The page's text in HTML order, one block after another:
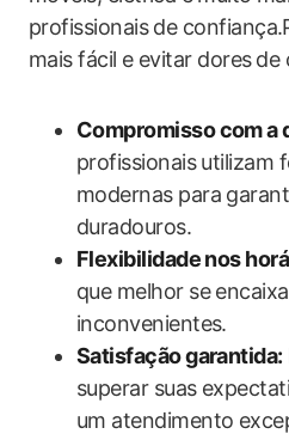
profissionais de
mais fácil e evitar dores⁢ de
Compromisso com a
profissionais utilizam
modernas para
duradouros.
Flexibilidade nos
que melhor se
inconvenientes.
Satisfação garantida:
superar suas
um atendimento